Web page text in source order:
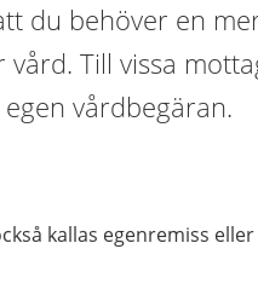
du behöver en
Till vissa
vårdbegäran.
kallas egenremiss